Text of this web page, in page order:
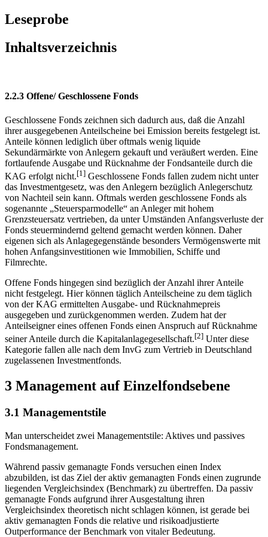
Leseprobe
Geschlossene Fonds zeichnen sich dadurch aus, daß die Anzahl
ihrer ausgegebenen Anteilscheine bei Emission bereits festgelegt ist.
Anteile können lediglich über oftmals wenig liquide
Sekundärmärkte von Anlegern gekauft und veräußert werden. Eine
fortlaufende Ausgabe und Rücknahme der Fondsanteile durch die
KAG erfolgt nicht.[1] Geschlossene Fonds fallen zudem nicht unter
das Investmentgesetz, was den Anlegern bezüglich Anlegerschutz
von Nachteil sein kann. Oftmals werden geschlossene Fonds als
sogenannte „Steuersparmodelle“ an Anleger mit hohem
Grenzsteuersatz vertrieben, da unter Umständen Anfangsverluste der
Fonds steuermindernd geltend gemacht werden können. Daher
eigenen sich als Anlagegegenstände besonders Vermögenswerte mit
hohen Anfangsinvestitionen wie Immobilien, Schiffe und
Offene Fonds hingegen sind bezüglich der Anzahl ihrer Anteile
nicht festgelegt. Hier können täglich Anteilscheine zu dem täglich
von der KAG ermittelten Ausgabe- und Rücknahmepreis
ausgegeben und zurückgenommen werden. Zudem hat der
Anteilseigner eines offenen Fonds einen Anspruch auf Rücknahme
seiner Anteile durch die Kapitalanlagegesellschaft. [2] Unter diese
Kategorie fallen alle nach dem InvG zum Vertrieb in Deutschland
3 Management auf Einzelfondsebene
Man unterscheidet zwei Managementstile: Aktives und passives
Während passiv gemanagte Fonds versuchen einen Index
abzubilden, ist das Ziel der aktiv gemanagten Fonds einen zugrunde
liegenden Vergleichsindex (Benchmark) zu übertreffen. Da passiv
gemanagte Fonds aufgrund ihrer Ausgestaltung ihren
Vergleichsindex theoretisch nicht schlagen können, ist gerade bei
aktiv gemanagten Fonds die relative und risikoadjustierte